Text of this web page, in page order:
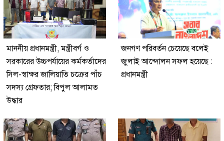
মাননীয় প্রধানমন্ত্রী, মন্ত্রীবর্গ ও
সরকারের উচ্চপর্যায়ের কর্মকর্তাদের
সিল-স্বাক্ষর জালিয়াতি চক্রের পাঁচ
সদস্য গ্রেফতার; বিপুল আলামত
উদ্ধার
জনগণ পরিবর্তন চেয়েছে বলেই
জুলাই আন্দোলন সফল হয়েছে :
প্রধানমন্ত্রী